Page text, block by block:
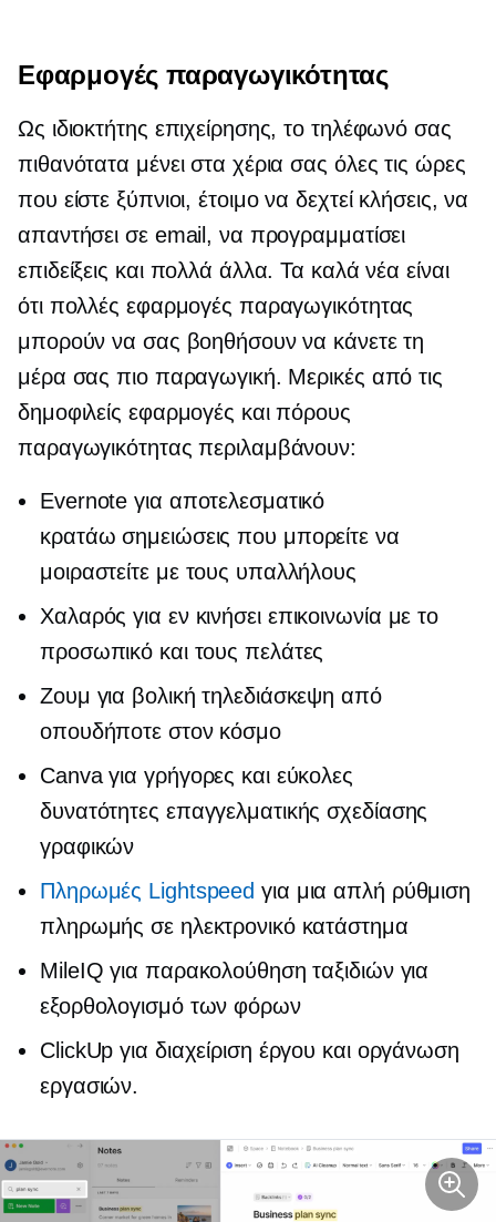
Εφαρμογές παραγωγικότητας
Ως ιδιοκτήτης επιχείρησης, το τηλέφωνό σας
πιθανότατα μένει στα χέρια σας όλες τις ώρες
που είστε ξύπνιοι, έτοιμο να δεχτεί κλήσεις, να
απαντήσει σε email, να προγραμματίσει
επιδείξεις και πολλά άλλα. Τα καλά νέα είναι
ότι πολλές εφαρμογές παραγωγικότητας
μπορούν να σας βοηθήσουν να κάνετε τη
μέρα σας πιο παραγωγική. Μερικές από τις
δημοφιλείς εφαρμογές και πόρους
παραγωγικότητας περιλαμβάνουν:
Evernote για αποτελεσματικό
κρατάω σημειώσεις που μπορείτε να
μοιραστείτε με τους υπαλλήλους
Χαλαρός για εν κινήσειεπικοινωνία με το
προσωπικό και τους πελάτες
Ζουμ για βολική τηλεδιάσκεψη από
οπουδήποτε στον κόσμο
Canva για γρήγορες και εύκολες
δυνατότητες επαγγελματικής σχεδίασης
γραφικών
Πληρωμές Lightspeed για μια απλή ρύθμιση
πληρωμής σε ηλεκτρονικό κατάστημα
MileIQ για παρακολούθηση ταξιδιών για
εξορθολογισμό των φόρων
ClickUp για διαχείριση έργου και οργάνωση
εργασιών.